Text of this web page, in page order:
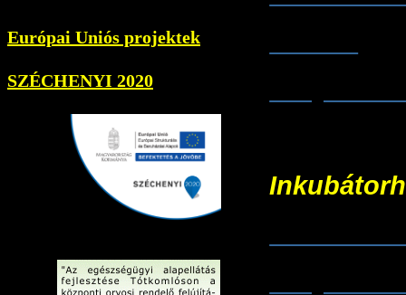
Európai Uniós projektek
SZÉCHENYI 2020